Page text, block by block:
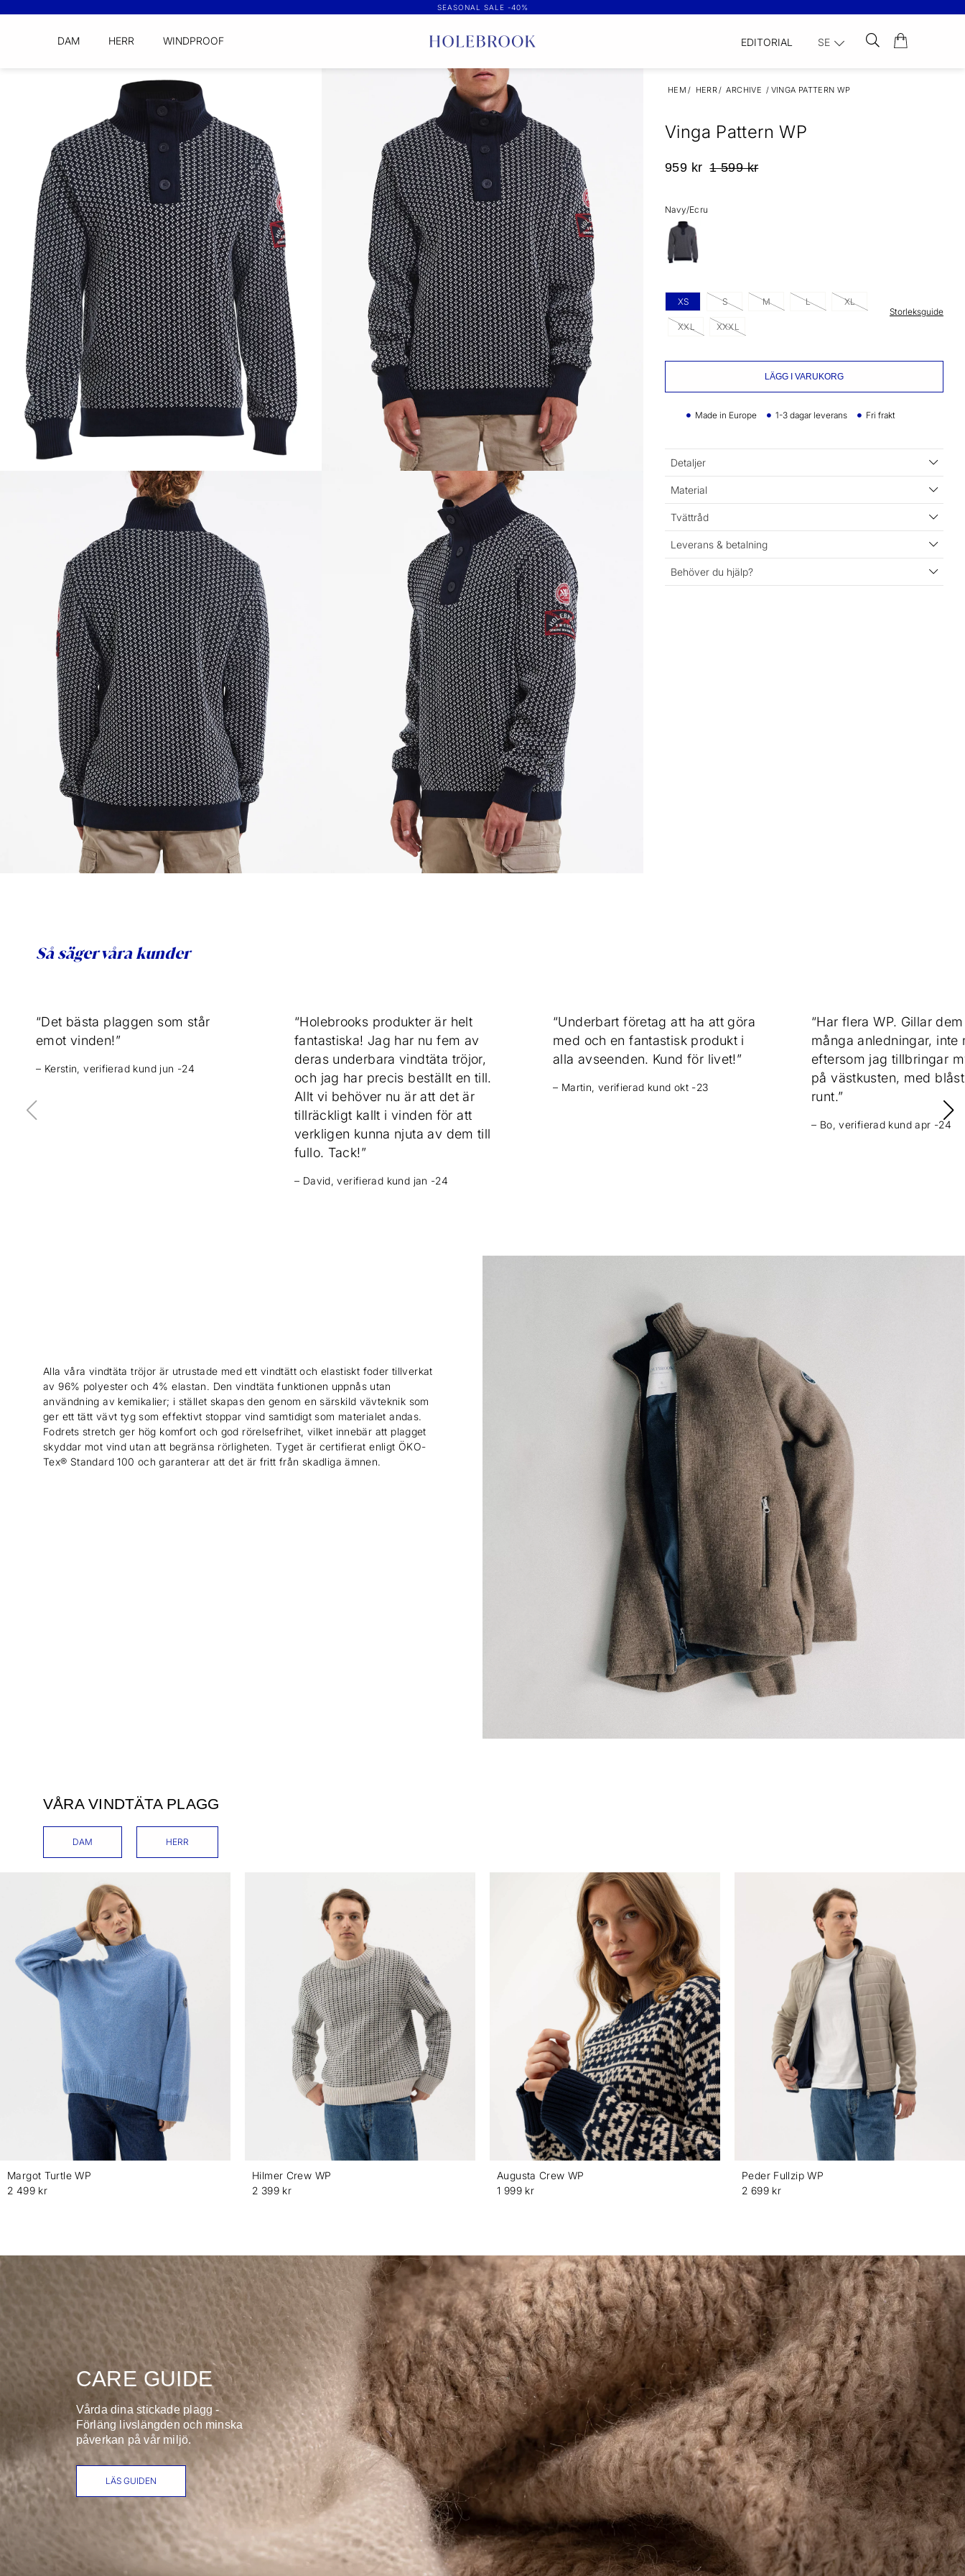
SEASONAL SALE -40%
DAM HERR WINDPROOF EDITORIAL SE
HEM / HERR / ARCHIVE / VINGA PATTERN WP
Vinga Pattern WP
959 kr 1 599 kr
Navy/Ecru
XS S M L XL
XXL XXXL
Storleksguide
LÄGG I VARUKORG
Made in Europe 1-3 dagar leverans Fri frakt
Detaljer
Material
Tvättråd
Leverans & betalning
Behöver du hjälp?
Så säger våra kunder
“Det bästa plaggen som står
emot vinden!”
– Kerstin, verifierad kund jun -24
“Holebrooks produkter är helt
fantastiska! Jag har nu fem av
deras underbara vindtäta tröjor,
och jag har precis beställt en till.
Allt vi behöver nu är att det är
tillräckligt kallt i vinden för att
verkligen kunna njuta av dem till
fullo. Tack!”
– David, verifierad kund jan -24
“Underbart företag att ha att göra
med och en fantastisk produkt i
alla avseenden. Kund för livet!”
– Martin, verifierad kund okt -23
“Har flera WP. Gillar
många anledningar, inte
eftersom jag tillbringar
på västkusten, med
runt.”
– Bo, verifierad kund apr -24
Alla våra vindtäta tröjor är utrustade med ett vindtätt och elastiskt foder tillverkat
av 96% polyester och 4% elastan. Den vindtäta funktionen uppnås utan
användning av kemikalier; i stället skapas den genom en särskild vävteknik som
ger ett tätt vävt tyg som effektivt stoppar vind samtidigt som materialet andas.
Fodrets stretch ger hög komfort och god rörelsefrihet, vilket innebär att plagget
skyddar mot vind utan att begränsa rörligheten. Tyget är certifierat enligt ÖKO-
Tex® Standard 100 och garanterar att det är fritt från skadliga ämnen.
VÅRA VINDTÄTA PLAGG
DAM HERR
Margot Turtle WP
2 499 kr
Hilmer Crew WP
2 399 kr
Augusta Crew WP
1 999 kr
Peder Fullzip WP
2 699 kr
CARE GUIDE
Vårda dina stickade plagg -
Förläng livslängden och minska
påverkan på vår miljö.
LÄS GUIDEN